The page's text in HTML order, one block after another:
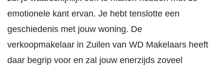
emotionele kant ervan. Je hebt tenslotte een
geschiedenis met jouw woning. De
verkoopmakelaar in Zuilen van WD Makelaars heeft
daar begrip voor en zal jouw enerzijds zoveel